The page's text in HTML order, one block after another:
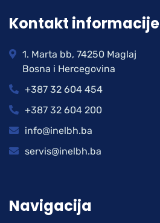
Kontakt informacije
1. Marta bb, 74250 Maglaj
Bosna i Hercegovina
+387 32 604 454
+387 32 604 200
info@inelbh.ba
servis@inelbh.ba
Navigacija